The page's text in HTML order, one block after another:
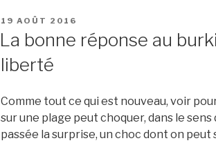
PUBLIÉ
LE
19 AOÛT 2016
La bonne réponse au
liberté
Comme tout ce qui est nouveau, voir
sur une plage peut choquer, dans le sens
passée la surprise, un choc dont on